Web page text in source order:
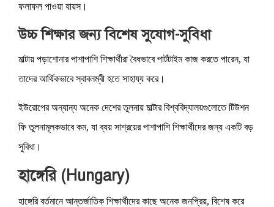
ফলাফল পাওয়া যায়স।
উচ্চ শিক্ষার জন্য বিশেষ সুযোগ-সুবিধা
মাল্টায় পড়াশোনার পাশাপাশি শিক্ষার্থীরা বৈধভাবে পার্টটাইম কাজ করতে পারেন, যা
তাদের আর্থিকভাবে স্বাবলম্বী হতে সাহায্য করে।
ইউরোপের অন্যান্য অনেক দেশের তুলনায় মাল্টার বিশ্ববিদ্যালয়গুলোতে টিউশন
ফি তুলনামূলকভাবে কম, যা ব্যয় সাশ্রয়ের পাশাপাশি শিক্ষার্থীদের জন্য একটি বড়
সুবিধা।
হাঙ্গেরি (Hungary)
হাঙ্গেরি বর্তমানে আন্তর্জাতিক শিক্ষার্থীদের কাছে অনেক জনপ্রিয়, বিশেষ করে